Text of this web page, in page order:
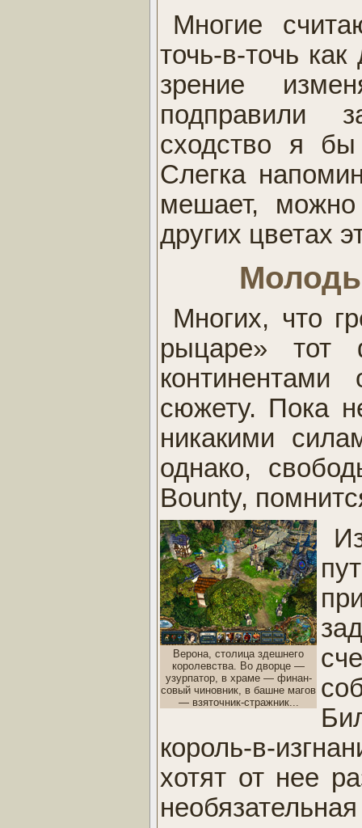
Многие
точь-в-точь
зрение
подправили
сходство я бы
Слегка
мешает,
других цветах
Многих, что
рыцаре» тот
континентами
сюжету. Пока
никакими
однако,
Bounty,
Верона, столица здешнего
королевства. Во дворце —
узурпатор, в храме — финан-
совый чиновник, в башне магов
— взяточник-стражник...
король-в-
хотят от нее